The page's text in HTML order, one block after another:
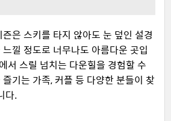
은 스키를 타지 않아도 눈 덮인 설경
낄 정도로 너무나도 아름다운 곳입
서 스릴 넘치는 다운힐을 경험할 수
기는 가족, 커플 등 다양한 분들이 찾
다.